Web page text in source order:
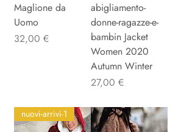
Maglione da
Uomo
Precio
32,00 €
abigliamento-
donne-ragazze-e-
bambin Jacket
Women 2020
Autumn Winter
Precio
27,00 €
nuovi-arrivi-1